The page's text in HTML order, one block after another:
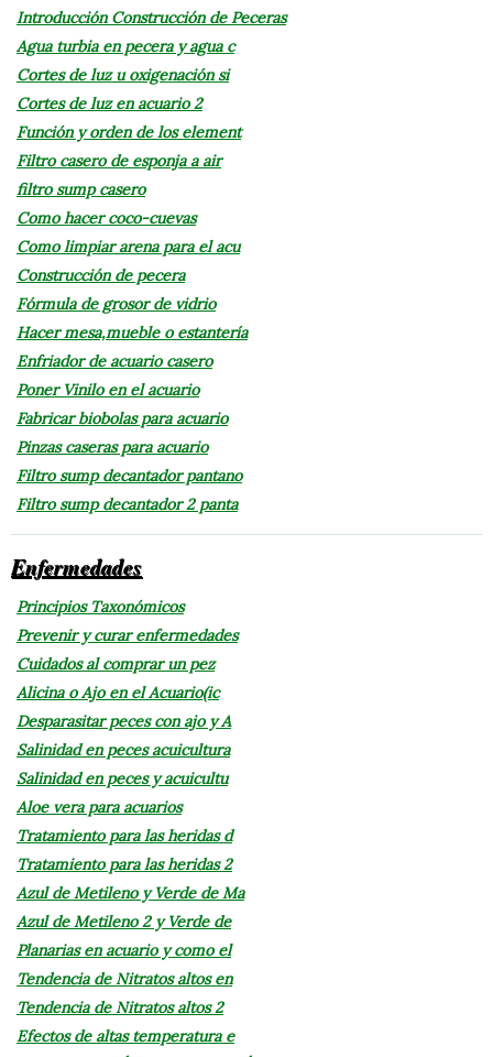
Introducción Construcción de Peceras
Agua turbia en pecera y agua c
Cortes de luz u oxigenación si
Cortes de luz en acuario 2
Función y orden de los element
Filtro casero de esponja a air
filtro sump casero
Como hacer coco-cuevas
Como limpiar arena para el acu
Construcción de pecera
Fórmula de grosor de vidrio
Hacer mesa,mueble o estantería
Enfriador de acuario casero
Poner Vinilo en el acuario
Fabricar biobolas para acuario
Pinzas caseras para acuario
Filtro sump decantador pantano
Filtro sump decantador 2 panta
Enfermedades
Principios Taxonómicos
Prevenir y curar enfermedades
Cuidados al comprar un pez
Alicina o Ajo en el Acuario(ic
Desparasitar peces con ajo y A
Salinidad en peces acuicultura
Salinidad en peces y acuicultu
Aloe vera para acuarios
Tratamiento para las heridas d
Tratamiento para las heridas 2
Azul de Metileno y Verde de Ma
Azul de Metileno 2 y Verde de
Planarias en acuario y como el
Tendencia de Nitratos altos en
Tendencia de Nitratos altos 2
Efectos de altas temperatura e